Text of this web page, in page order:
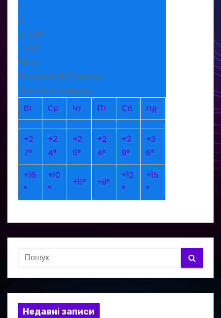
°
C
H: +29°
L: +13°
Рівне
Понеділок, 10 Серпень
Прогноз на тиждень
Вт
Ср Чт Пт Сб Нд
+2
7°
+2
4°
+2
5°
+2
4°
+2
9°
+3
6°
+16
°
+10
°
+11° +9°
+12
°
+15
°
Недавні записи